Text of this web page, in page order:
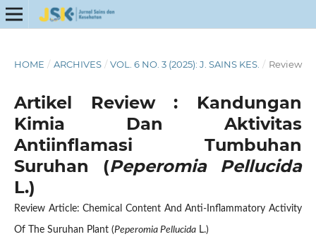
HOME / ARCHIVES / VOL. 6 NO. 3 (2025): J. SAINS KES. / Review
Artikel Review : Kandungan
Kimia Dan Aktivitas
Antiinflamasi Tumbuhan
Suruhan (Peperomia Pellucida
L.)
Review Article: Chemical Content And Anti-Inflammatory Activity
Of The Suruhan Plant (Peperomia PellucidaL.)